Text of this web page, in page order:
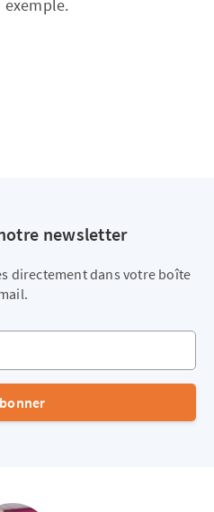
newsletter
directement dans votre boîte